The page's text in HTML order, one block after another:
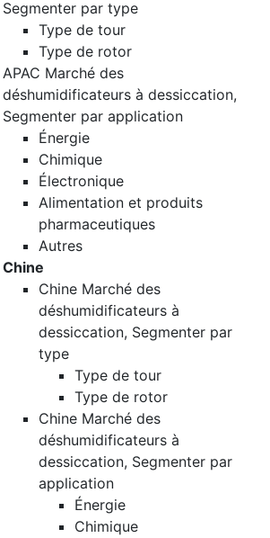
Segmenter par type
Type de tour
Type de rotor
APAC Marché des
déshumidificateurs à dessiccation,
Segmenter par application
Énergie
Chimique
Électronique
Alimentation et produits
pharmaceutiques
Autres
Chine
Chine Marché des
déshumidificateurs à
dessiccation, Segmenter par
type
Type de tour
Type de rotor
Chine Marché des
déshumidificateurs à
dessiccation, Segmenter par
application
Énergie
Chimique